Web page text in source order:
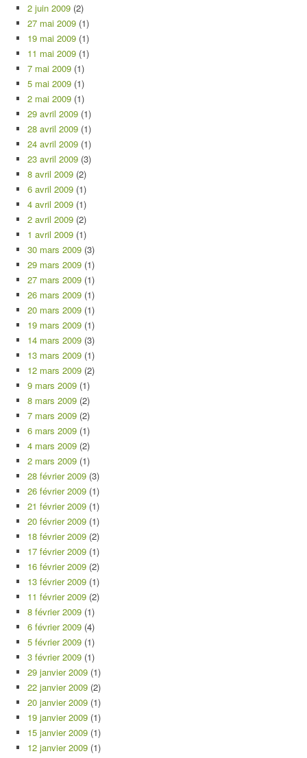
2 juin 2009 (2)
27 mai 2009 (1)
19 mai 2009 (1)
11 mai 2009 (1)
7 mai 2009 (1)
5 mai 2009 (1)
2 mai 2009 (1)
29 avril 2009 (1)
28 avril 2009 (1)
24 avril 2009 (1)
23 avril 2009 (3)
8 avril 2009 (2)
6 avril 2009 (1)
4 avril 2009 (1)
2 avril 2009 (2)
1 avril 2009 (1)
30 mars 2009 (3)
29 mars 2009 (1)
27 mars 2009 (1)
26 mars 2009 (1)
20 mars 2009 (1)
19 mars 2009 (1)
14 mars 2009 (3)
13 mars 2009 (1)
12 mars 2009 (2)
9 mars 2009 (1)
8 mars 2009 (2)
7 mars 2009 (2)
6 mars 2009 (1)
4 mars 2009 (2)
2 mars 2009 (1)
28 février 2009 (3)
26 février 2009 (1)
21 février 2009 (1)
20 février 2009 (1)
18 février 2009 (2)
17 février 2009 (1)
16 février 2009 (2)
13 février 2009 (1)
11 février 2009 (2)
8 février 2009 (1)
6 février 2009 (4)
5 février 2009 (1)
3 février 2009 (1)
29 janvier 2009 (1)
22 janvier 2009 (2)
20 janvier 2009 (1)
19 janvier 2009 (1)
15 janvier 2009 (1)
12 janvier 2009 (1)